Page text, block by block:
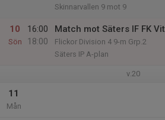
Skinnarvallen 9 mot 9
10
Sön
16:00
18:00
Match mot Säters IF FK Vit
Flickor Division 4 9-m Grp.2
Säters IP A-plan
v.20
11
Mån